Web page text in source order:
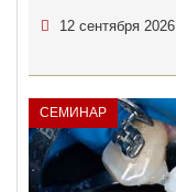
12 сентября 2026
СЕМИНАР